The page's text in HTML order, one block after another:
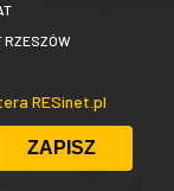
RZESZÓW
RESinet.pl